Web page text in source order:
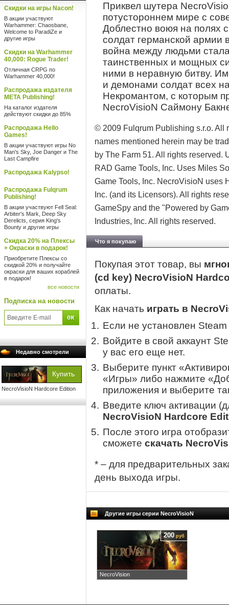
Скидки на игры Nacon!
В акции участвуют
Warhammer: Chaosbane,
Welcome to ParadiZe и
другие игры
Скидки на Warhammer
40,000: Rogue Trader!
Отличная CRPG по
Warhammer 40,000!
Распродажа издателя
META Publishing!
На каталог издателя
действуют скидки до 85%
Распродажа Hello
Games!
В акции участвуют игры No
Man's Sky, Joe Danger и The
Last Campfire
Распродажа Kalypso!
Распродажа Fulqrum
Publishing!
В акции участвуют Fell Seal:
Arbiter's Mark, Deep Sky
Derelicts, серия King's
Bounty и другие игры
Скидка 20% на Плексы
+ Окраски в подарок!
Приобретите Плексы со
скидкой 20% и получайте
окраски для ваших кораблей
в подарок!
все новости
Подписка на новости
Недавно смотрели
NecroVisioN Hardcore Edition
Приквел шутера
потустороннем мире с
Доблестно воюя на полях
солдат германской армии
война между людьми
таинственных и мощных
ними в неравную битву.
и демонами солдат всех
Некромантом, с которым
NecroVisioN Саймону
© 2009 Fulqrum Publishing s.r.o. All
names mentioned herein may be
by The Farm 51. All rights
RAD Game Tools, Inc. Uses Miles
Game Tools, Inc. NecroVisioN
Inc. (and its Licensors). All rights
GameSpy and the "Powered by
Industries, Inc. All rights reserved.
Что я покупаю
Покупая этот товар, вы
(cd key) NecroVisioN
оплаты.
Как начать играть в
Если не установлен
Войдите в свой аккаунт
у вас его еще нет.
Выберите пункт
«Игры» либо нажмите
приложения и выберите
Введите ключ активации
NecroVisioN Hardcore
После этого игра
сможете скачать
* – для предварительных
день выхода игры.
Другие игры серии NecroVisioN
NecroVision
200 руб